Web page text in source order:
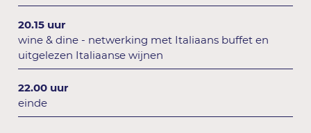
20.15 uur
wine & dine - netwerking met Italiaans buffet en
uitgelezen Italiaanse wijnen
22.00 uur
einde